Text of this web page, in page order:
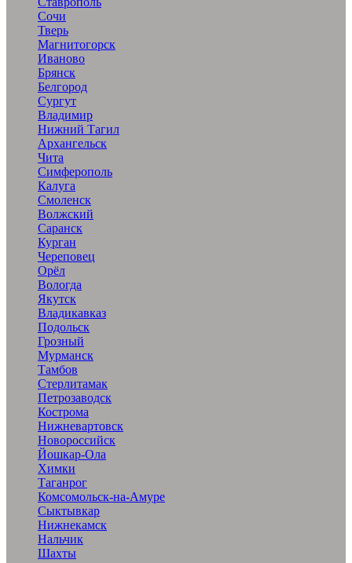
Сочи
Тверь
Магнитогорск
Иваново
Брянск
Белгород
Сургут
Владимир
Нижний Тагил
Архангельск
Чита
Симферополь
Калуга
Смоленск
Волжский
Саранск
Курган
Череповец
Орёл
Вологда
Якутск
Владикавказ
Подольск
Грозный
Мурманск
Тамбов
Стерлитамак
Петрозаводск
Кострома
Нижневартовск
Новороссийск
Йошкар-Ола
Химки
Таганрог
Комсомольск-на-Амуре
Сыктывкар
Нижнекамск
Нальчик
Шахты